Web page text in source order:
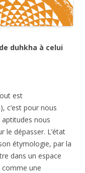
duhkha à celui
est
c’est pour nous
nous
le dépasser. L’état
étymologie, par la
dans un espace
une